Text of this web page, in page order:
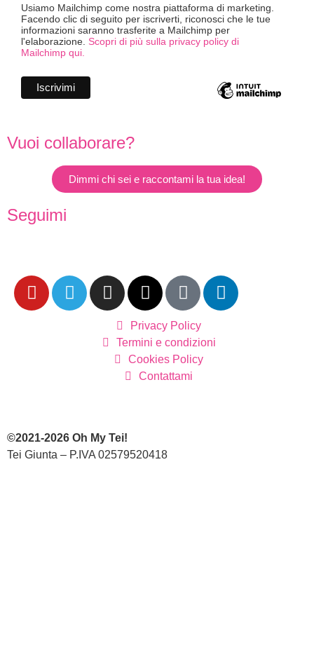
Usiamo Mailchimp come nostra piattaforma di marketing.
Facendo clic di seguito per iscriverti, riconosci che le tue
informazioni saranno trasferite a Mailchimp per
l'elaborazione. Scopri di più sulla privacy policy di
Mailchimp qui.
Vuoi collaborare?
Dimmi chi sei e raccontami la tua idea!
Seguimi
Privacy Policy
Termini e condizioni
Cookies Policy
Contattami
©2021-2026 Oh My Tei!
Tei Giunta – P.IVA 02579520418